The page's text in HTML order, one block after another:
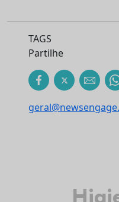
TAGS
Partilhe